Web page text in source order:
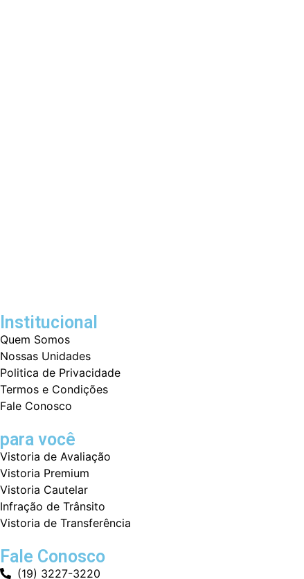
Institucional
Quem Somos
Nossas Unidades
Politica de Privacidade
Termos e Condições
Fale Conosco
para você
Vistoria de Avaliação
Vistoria Premium
Vistoria Cautelar
Infração de Trânsito
Vistoria de Transferência
Fale Conosco
(19) 3227-3220